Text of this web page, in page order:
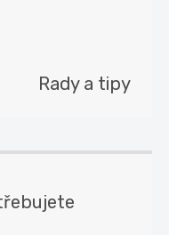
Rady a tipy